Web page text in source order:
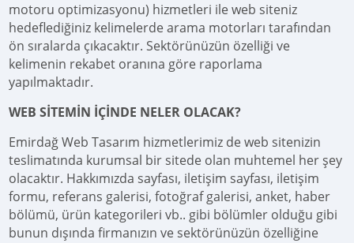
motoru optimizasyonu) hizmetleri ile web siteniz
hedeflediğiniz kelimelerde arama motorları tarafından
ön sıralarda çıkacaktır. Sektörünüzün özelliği ve
kelimenin rekabet oranına göre raporlama
yapılmaktadır.
WEB SİTEMİN İÇİNDE NELER OLACAK?
Emirdağ Web Tasarım hizmetlerimiz de web sitenizin
teslimatında kurumsal bir sitede olan muhtemel her şey
olacaktır. Hakkımızda sayfası, iletişim sayfası, iletişim
formu, referans galerisi, fotoğraf galerisi, anket, haber
bölümü, ürün kategorileri vb.. gibi bölümler olduğu gibi
bunun dışında firmanızın ve sektörünüzün özelliğine